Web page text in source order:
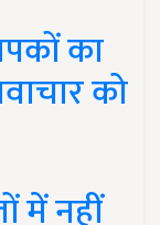
का
को
में नहीं